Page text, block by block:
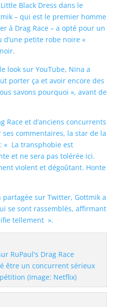
Black Dress dans le
– qui est le premier homme
à Drag Race – a opté pour un
petite robe noire «
look sur YouTube, Nina a
porter ça et avoir encore des
savons pourquoi », avant de
Race et d’anciens concurrents
commentaires, la star de la
« La transphobie est
et ne sera pas tolérée ici.
violent et dégoûtant. Honte
sur Twitter, Gottmik a
se sont rassemblés, affirmant
tellement ».
être un concurrent sérieux
(Image: Netflix)